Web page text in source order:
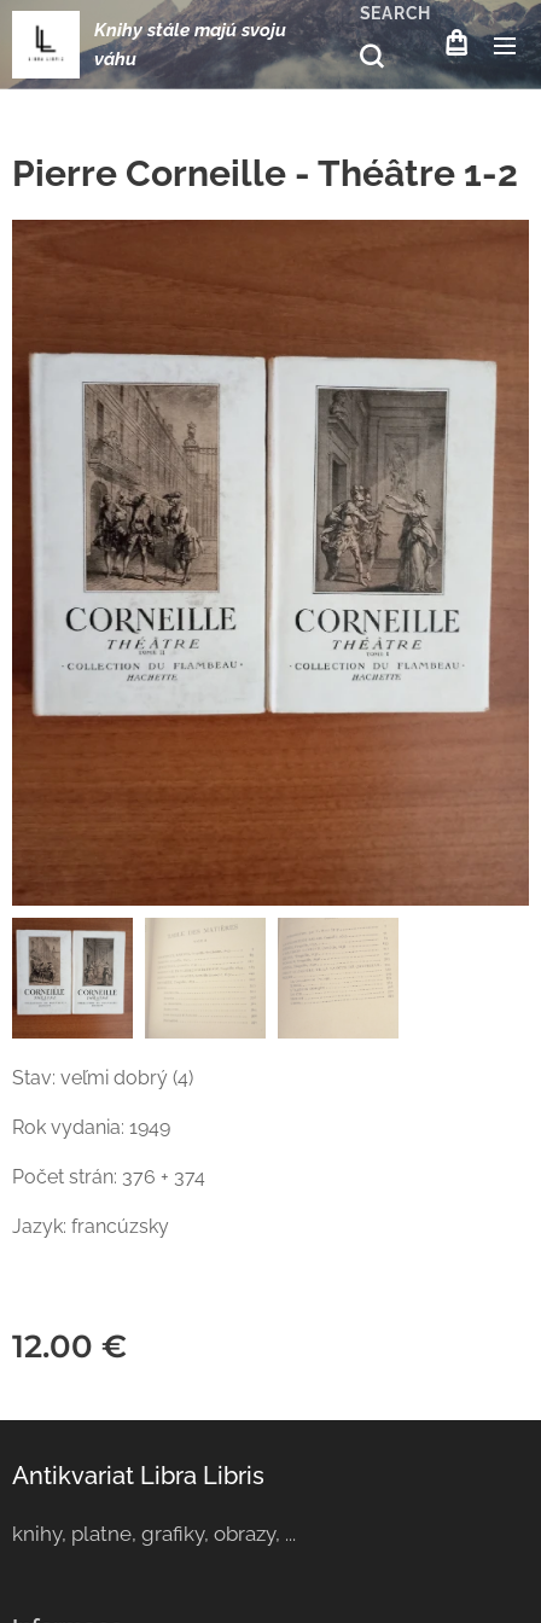
Knihy stále majú svoju
váhu
SEARCH
Pierre Corneille - Théâtre 1-2
Stav: veľmi dobrý (4)
Rok vydania: 1949
Počet strán: 376 + 374
Jazyk: francúzsky
12.00 €
Antikvariat Libra Libris
knihy, platne, grafiky, obrazy, ...